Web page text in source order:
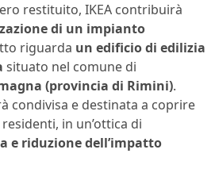
restituito, IKEA contribuirà
di un impianto
riguarda un edificio di edilizia
situato nel comune di
(provincia di Rimini).
condivisa e destinata a coprire
in un’ottica di
e riduzione dell’impatto